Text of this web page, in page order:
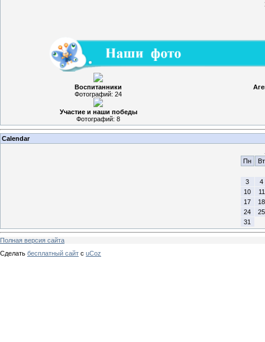
Воспитанники
Фотографий: 24
Участие и наши победы
Фотографий: 8
Calendar
Пн
Вт
3
4
10
11
17
18
24
25
31
Полная версия сайта
Сделать бесплатный сайт с uCoz